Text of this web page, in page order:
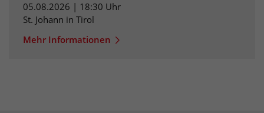
05.08.2026 | 18:30 Uhr
St. Johann in Tirol
Mehr Informationen